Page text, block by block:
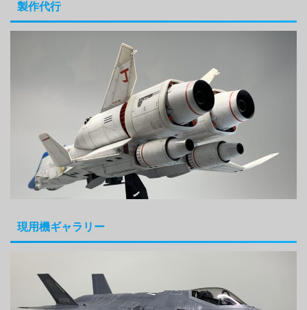
製作代行
現用機ギャラリー